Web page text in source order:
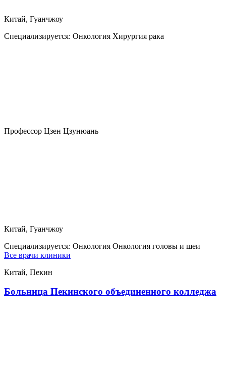
Китай, Гуанчжоу
Специализируется: Онкология Хирургия рака
Профессор Цзен Цзунюань
Китай, Гуанчжоу
Специализируется: Онкология Онкология головы и шеи
Все врачи клиники
Китай, Пекин
Больница Пекинского объединенного колледжа